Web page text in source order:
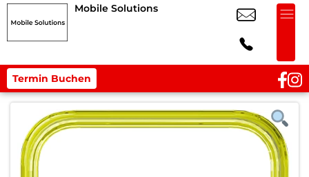
Mobile Solutions
Termin Buchen